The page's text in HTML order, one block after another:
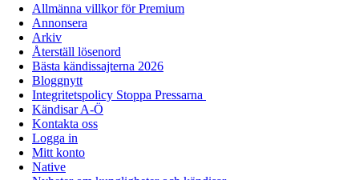
Allmänna villkor för Premium
Annonsera
Arkiv
Återställ lösenord
Bästa kändissajterna 2026
Bloggnytt
Integritetspolicy Stoppa Pressarna
Kändisar A-Ö
Kontakta oss
Logga in
Mitt konto
Native